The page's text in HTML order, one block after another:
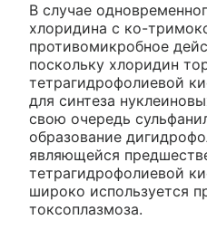
В случае
хлоридина с ко-
противомикробное
поскольку хлоридин
тетрагидрофолиевой
для синтеза
свою очередь
образование
являющейся
тетрагидрофолиевой
широко используется
токсоплазмоза.